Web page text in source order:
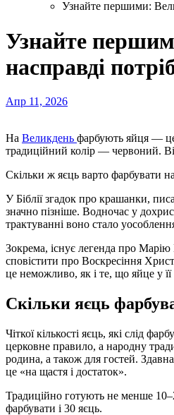
Узнайте першими:
Узнайте
насправді
Апр 11, 2026
На Великдень фарбують яйця —
традиційний колір — червоний.
Скільки ж яєць варто фарбувати
У Біблії згадок про крашанки,
значно пізніше. Водночас у
трактуванні воно стало
Зокрема, існує легенда про
сповістити про Воскресіння
це неможливо, як і те, що яйце у
Скільки яєць
Чіткої кількості яєць, які слід
церковне правило, а народну
родина, а також для гостей.
це «на щастя і достаток».
Традиційно готують не менше
фарбувати і 30 яєць.